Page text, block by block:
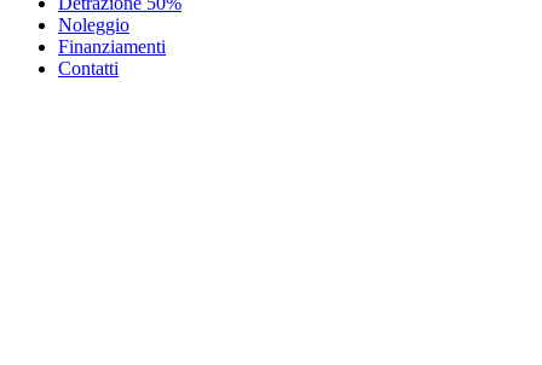
Noleggio
Finanziamenti
Contatti